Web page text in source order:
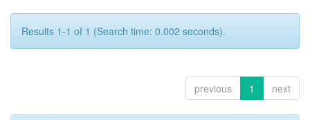
Results 1-1 of 1 (Search time: 0.002 seconds).
previous 1 next